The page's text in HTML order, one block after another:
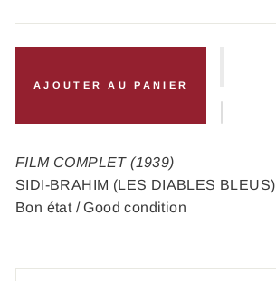
AJOUTER AU PANIER
FILM COMPLET (1939)
SIDI-BRAHIM (LES DIABLES BLEUS)
Bon état / Good condition